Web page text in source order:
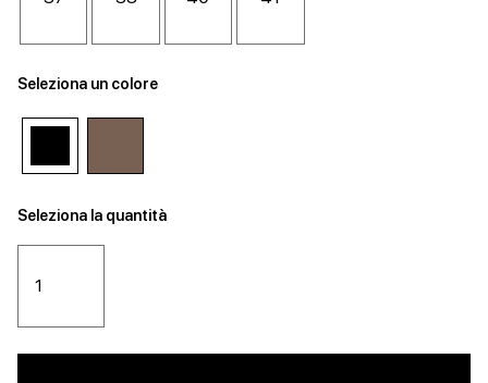
Seleziona un colore
Seleziona la quantità